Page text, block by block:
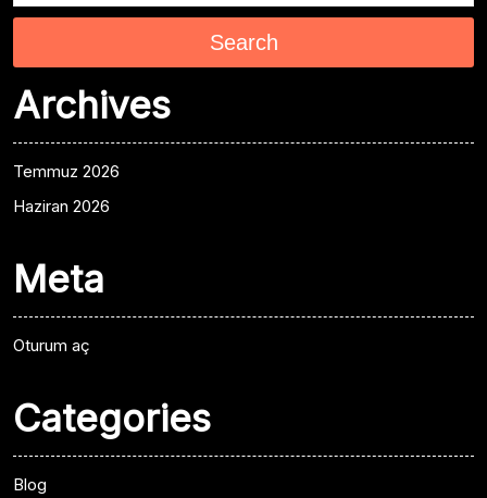
Search
Archives
Temmuz 2026
Haziran 2026
Meta
Oturum aç
Categories
Blog